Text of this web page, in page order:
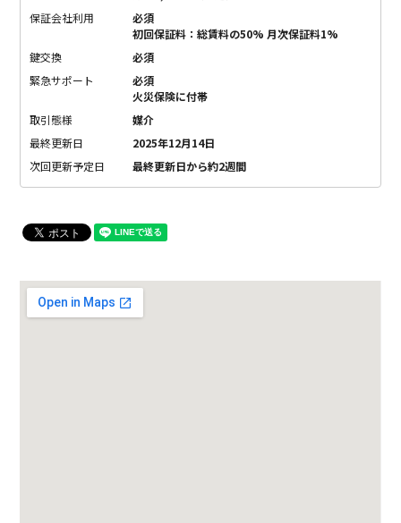
保証会社利用
必須
初回保証料：総賃料の50% 月次保証料1%
鍵交換
必須
緊急サポート
必須
火災保険に付帯
取引態様
媒介
最終更新日
2025年12月14日
次回更新予定日
最終更新日から約2週間